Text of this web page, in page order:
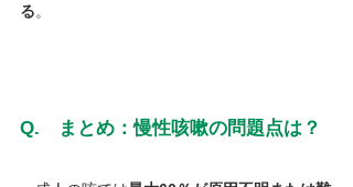
る。
Q.　まとめ：慢性咳嗽の問題点は？